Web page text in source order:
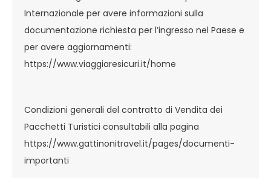
Internazionale per avere informazioni sulla
documentazione richiesta per l’ingresso nel Paese e
per avere aggiornamenti:
https://www.viaggiaresicuri.it/home
Condizioni generali del contratto di Vendita dei
Pacchetti Turistici consultabili alla pagina
https://www.gattinonitravel.it/pages/documenti-
importanti